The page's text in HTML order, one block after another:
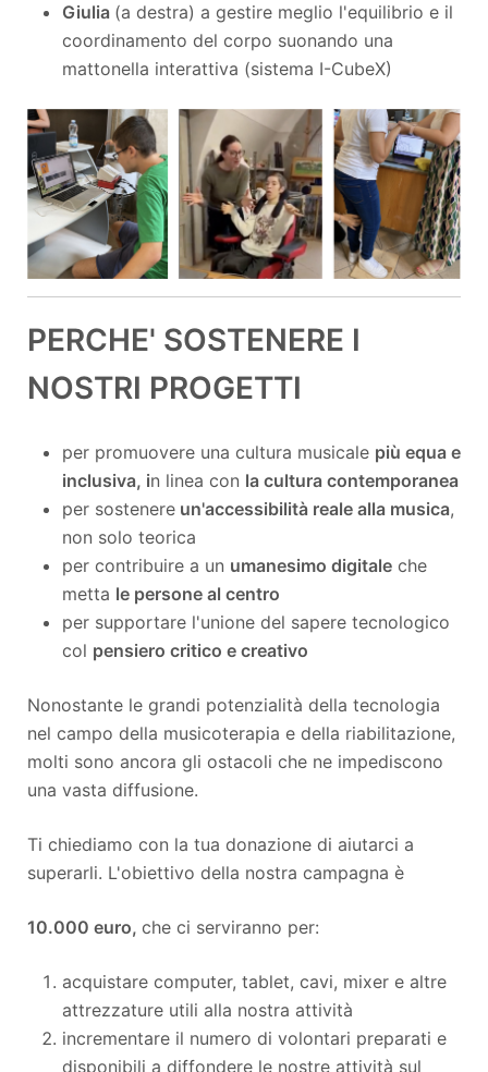
Giulia (a destra) a gestire meglio l'equilibrio e il
coordinamento del corpo suonando una
mattonella interattiva (sistema I-CubeX)
PERCHE' SOSTENERE I
NOSTRI PROGETTI
per promuovere una cultura musicale più equa e
inclusiva, in linea con la cultura contemporanea
per sostenere un'accessibilità reale alla musica,
non solo teorica
per contribuire a un umanesimo digitale che
metta le persone al centro
per supportare l'unione del sapere tecnologico
col pensiero critico e creativo
Nonostante le grandi potenzialità della tecnologia
nel campo della musicoterapia e della riabilitazione,
molti sono ancora gli ostacoli che ne impediscono
una vasta diffusione.
Ti chiediamo con la tua donazione di aiutarci a
superarli. L'obiettivo della nostra campagna è
10.000 euro, che ci serviranno per:
acquistare computer, tablet, cavi, mixer e altre
attrezzature utili alla nostra attività
incrementare il numero di volontari preparati e
disponibili a diffondere le nostre attività sul